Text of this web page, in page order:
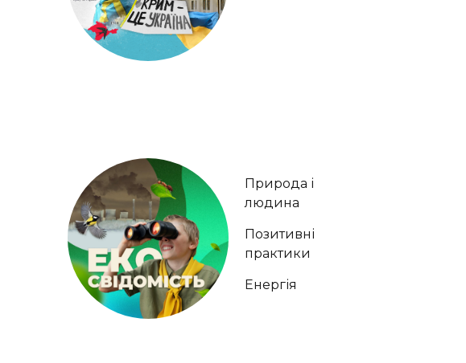
Природа і
людина
Позитивні
практики
Енергія